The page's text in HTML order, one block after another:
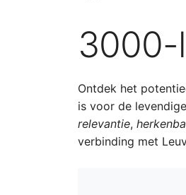
3000-
Ontdek het
is voor de
relevantie,
verbinding met